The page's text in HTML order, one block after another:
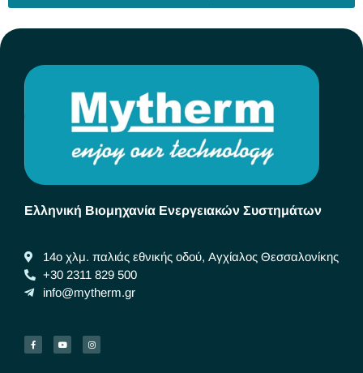
Ελληνική Βιομηχανία Ενεργειακών Συστημάτων
14ο χλμ. παλιάς εθνικής οδού, Αγχίαλος Θεσσαλονίκης
+30 2311 829 500
info@mytherm.gr